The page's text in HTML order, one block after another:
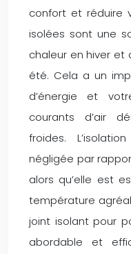
confort et réduire
isolées sont une
chaleur en hiver et
été. Cela a un
d’énergie et
courants d’air
froides.
négligée par
alors qu’elle est
température
joint isolant pour
abordable et